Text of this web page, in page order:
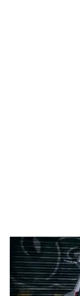
Location Véhicule
A louer
Location
(Photo non